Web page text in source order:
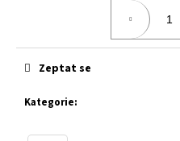
Kategorie:
Zeptat se